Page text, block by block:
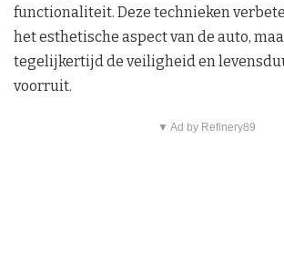
functionaliteit. Deze technieken
het esthetische aspect van de auto,
tegelijkertijd de veiligheid en
voorruit.
▼ Ad by Refinery89